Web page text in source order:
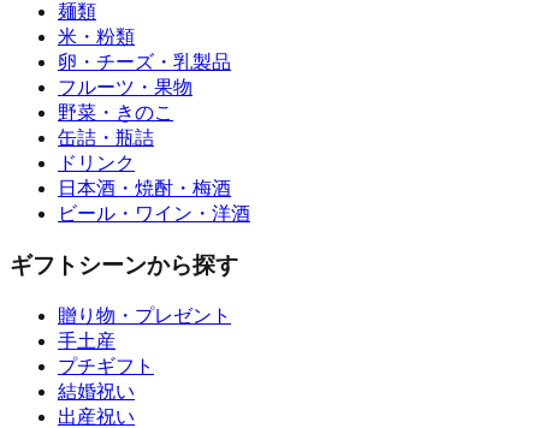
麺類
米・粉類
卵・チーズ・乳製品
フルーツ・果物
野菜・きのこ
缶詰・瓶詰
ドリンク
日本酒・焼酎・梅酒
ビール・ワイン・洋酒
ギフトシーンから探す
贈り物・プレゼント
手土産
プチギフト
結婚祝い
出産祝い